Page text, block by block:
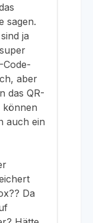
sagen.
ja
Code-
aber
das QR-
können
auch ein
Da